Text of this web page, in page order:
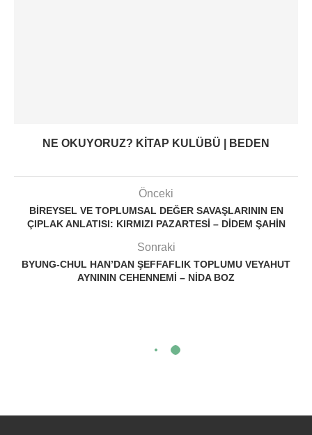
NE OKUYORUZ? KITAP KULÜBÜ | BEDEN
Önceki
BIREYSEL VE TOPLUMSAL DEĞER SAVAŞLARININ EN
ÇIPLAK ANLATISI: KIRMIZI PAZARTESI – DIDEM ŞAHIN
Sonraki
BYUNG-CHUL HAN’DAN ŞEFFAFLIK TOPLUMU VEYAHUT
AYNININ CEHENNEMI – NIDA BOZ